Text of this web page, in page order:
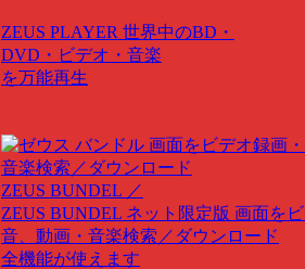
ZEUS PLAYER 世界中のBD・
DVD・ビデオ・音楽
を万能再生
ZEUS BUNDEL ／
ZEUS BUNDEL ネット限定版 画面を
音、動画・音楽検索／ダウンロード
全機能が使えます